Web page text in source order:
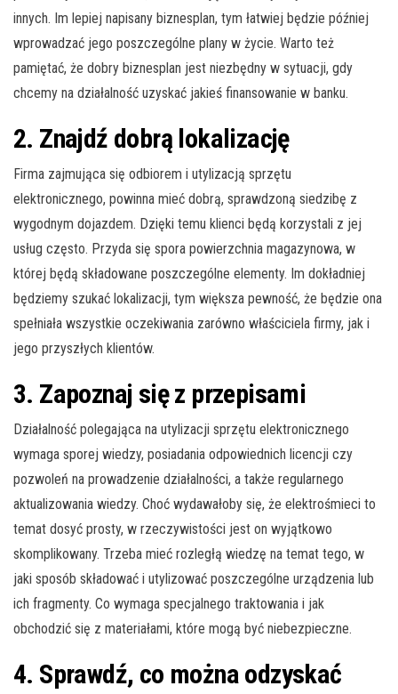
innych. Im lepiej napisany biznesplan, tym łatwiej będzie później
wprowadzać jego poszczególne plany w życie. Warto też
pamiętać, że dobry biznesplan jest niezbędny w sytuacji, gdy
chcemy na działalność uzyskać jakieś finansowanie w banku.
2. Znajdź dobrą lokalizację
Firma zajmująca się odbiorem i utylizacją sprzętu
elektronicznego, powinna mieć dobrą, sprawdzoną siedzibę z
wygodnym dojazdem. Dzięki temu klienci będą korzystali z jej
usług często. Przyda się spora powierzchnia magazynowa, w
której będą składowane poszczególne elementy. Im dokładniej
będziemy szukać lokalizacji, tym większa pewność, że będzie ona
spełniała wszystkie oczekiwania zarówno właściciela firmy, jak i
jego przyszłych klientów.
3. Zapoznaj się z przepisami
Działalność polegająca na utylizacji sprzętu elektronicznego
wymaga sporej wiedzy, posiadania odpowiednich licencji czy
pozwoleń na prowadzenie działalności, a także regularnego
aktualizowania wiedzy. Choć wydawałoby się, że elektrośmieci to
temat dosyć prosty, w rzeczywistości jest on wyjątkowo
skomplikowany. Trzeba mieć rozległą wiedzę na temat tego, w
jaki sposób składować i utylizować poszczególne urządzenia lub
ich fragmenty. Co wymaga specjalnego traktowania i jak
obchodzić się z materiałami, które mogą być niebezpieczne.
4. Sprawdź, co można odzyskać